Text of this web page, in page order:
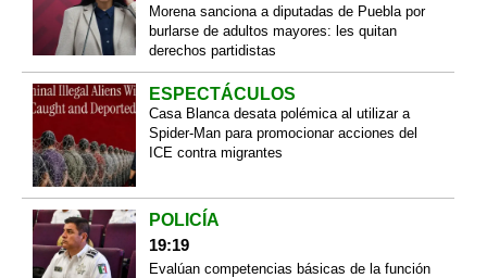
Morena sanciona a diputadas de Puebla por
burlarse de adultos mayores: les quitan
derechos partidistas
ESPECTÁCULOS
Casa Blanca desata polémica al utilizar a
Spider-Man para promocionar acciones del
ICE contra migrantes
POLICÍA
19:19
Evalúan competencias básicas de la función